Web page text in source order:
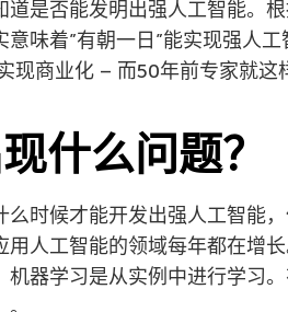
道是否能发明出强人工智能。
意味着”有朝一日”能实现强人
现商业化 – 而50年前专家就这
什么问题？
么时候才能开发出强人工智能
用人工智能的领域每年都在增
机器学习是从实例中进行学习